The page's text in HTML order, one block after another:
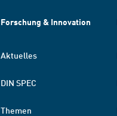
Forschung & Innovation
Aktuelles
DIN SPEC
Themen